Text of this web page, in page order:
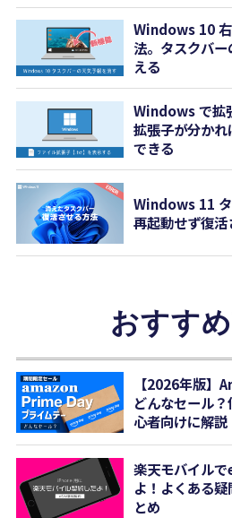
Windows 10
法。タスクバ
える
Windows で拡
拡張子が分か
できる
Windows 11 タ
再起動せず復
おすす
【2026年版】
どんなセール
心者向けに解説
楽天モバイル
よ！よくある
とめ